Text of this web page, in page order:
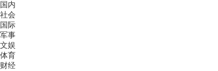
国内
社会
国际
军事
文娱
体育
财经